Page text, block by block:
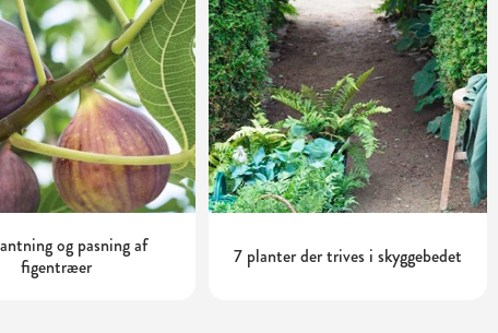
og pasning af
figentræer
7 planter der trives i skyggebedet